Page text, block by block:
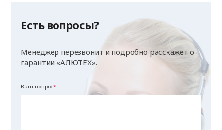
Есть вопросы?
Менеджер перезвонит и подробно расскажет о
гарантии «АЛЮТЕХ».
Ваш вопрос